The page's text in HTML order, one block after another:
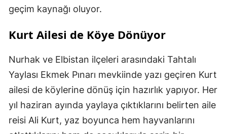
geçim kaynağı oluyor.
Kurt Ailesi de Köye Dönüyor
Nurhak ve Elbistan ilçeleri arasındaki Tahtalı
Yaylası Ekmek Pınarı mevkiinde yazı geçiren Kurt
ailesi de köylerine dönüş için hazırlık yapıyor. Her
yıl haziran ayında yaylaya çıktıklarını belirten aile
reisi Ali Kurt, yaz boyunca hem hayvanlarını